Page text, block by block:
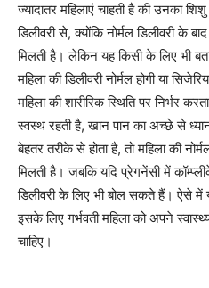
ज्यादातर महिलाएं चाहती है की उनका
डिलीवरी से, क्योंकि नोर्मल डिलीवरी के
मिलती है। लेकिन यह किसी के लिए भी बता
महिला की डिलीवरी नोर्मल होगी या
महिला की शारीरिक स्थिति पर निर्भर
स्वस्थ रहती है, खान पान का अच्छे से
बेहतर तरीके से होता है, तो महिला की
मिलती है। जबकि यदि प्रेगनेंसी में
डिलीवरी के लिए भी बोल सकते हैं। ऐसे में
इसके लिए गर्भवती महिला को अपने
चाहिए।